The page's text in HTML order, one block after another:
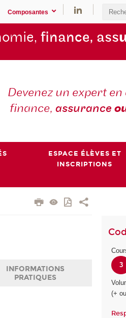
Composantes
finance, ass
Devenez un expert
finance, assurance
ESPACE ÉLÈVES ET
INSCRIPTIONS
INFORMATIONS
PRATIQUES
3
(+